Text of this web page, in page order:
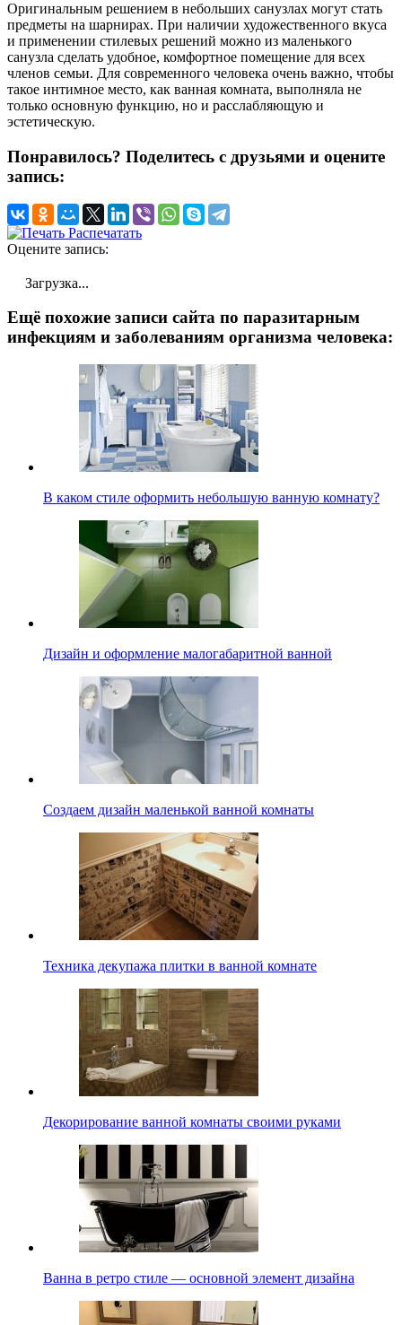
Оригинальным решением в небольших санузлах могут стать
предметы на шарнирах. При наличии художественного вкуса
и применении стилевых решений можно из маленького
санузла сделать удобное, комфортное помещение для всех
членов семьи. Для современного человека очень важно, чтобы
такое интимное место, как ванная комната, выполняла не
только основную функцию, но и расслабляющую и
эстетическую.
Понравилось? Поделитесь с друзьями и оцените
запись:
Распечатать
Оцените запись:
Загрузка...
Ещё похожие записи сайта по паразитарным
инфекциям и заболеваниям организма человека:
В каком стиле оформить небольшую ванную комнату?
Дизайн и оформление малогабаритной ванной
Создаем дизайн маленькой ванной комнаты
Техника декупажа плитки в ванной комнате
Декорирование ванной комнаты своими руками
Ванна в ретро стиле — основной элемент дизайна